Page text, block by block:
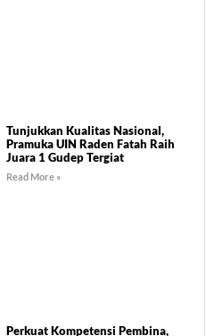
Tunjukkan Kualitas Nasional,
Pramuka UIN Raden Fatah Raih
Juara 1 Gudep Tergiat
Read More »
Perkuat Kompetensi Pembina,